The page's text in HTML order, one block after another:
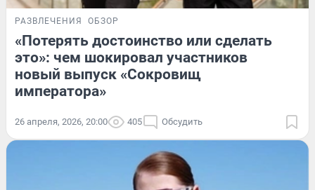
РАЗВЛЕЧЕНИЯ ОБЗОР
«Потерять достоинство или сделать
это»: чем шокировал участников
новый выпуск «Сокровищ
императора»
26 апреля, 2026, 20:00 405 Обсудить